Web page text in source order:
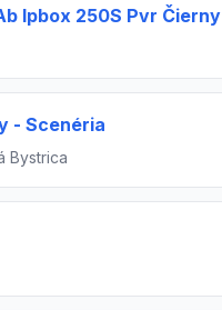
Ipbox 250S Pvr Čierny
- Scenéria
Bystrica